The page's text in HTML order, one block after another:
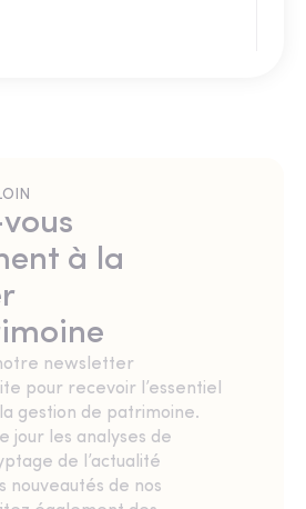
à la
newsletter
pour recevoir l’essentiel
gestion de patrimoine.
jour les analyses de
de l’actualité
nouveautés de nos